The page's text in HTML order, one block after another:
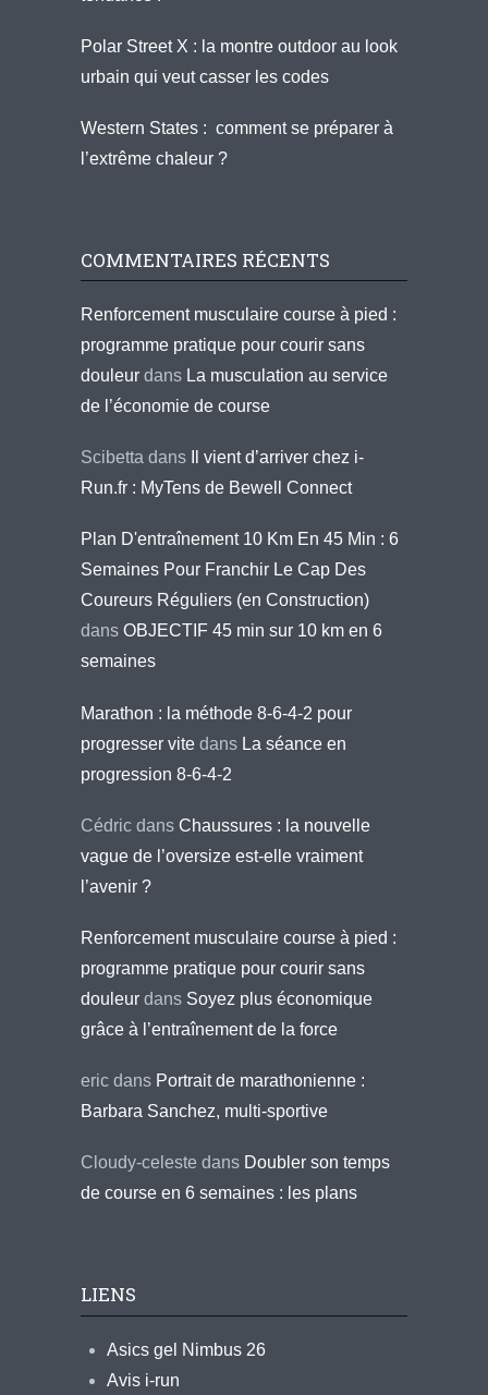
Polar Street X : la montre outdoor au look
urbain qui veut casser les codes
Western States : comment se préparer à
l’extrême chaleur ?
COMMENTAIRES RÉCENTS
Renforcement musculaire course à pied :
programme pratique pour courir sans
douleur dans La musculation au service
de l’économie de course
Scibetta dans
Il vient d’arriver chez i-
Run.fr : MyTens de Bewell Connect
Plan D'entraînement 10 Km En 45 Min : 6
Semaines Pour Franchir Le Cap Des
Coureurs Réguliers (en Construction)
dans OBJECTIF 45 min sur 10 km en 6
semaines
Marathon : la méthode 8-6-4-2 pour
progresser vite dans La séance en
progression 8-6-4-2
Cédric dans Chaussures : la nouvelle
vague de l’oversize est-elle vraiment
l’avenir ?
Renforcement musculaire course à pied :
programme pratique pour courir sans
douleur dans Soyez plus économique
grâce à l’entraînement de la force
eric dans Portrait de marathonienne :
Barbara Sanchez, multi-sportive
Cloudy-celeste dans Doubler son temps
de course en 6 semaines : les plans
LIENS
Asics gel Nimbus 26
Avis i-run